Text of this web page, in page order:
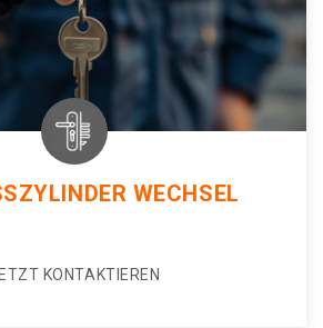
WECHSEL
KONTAKTIEREN